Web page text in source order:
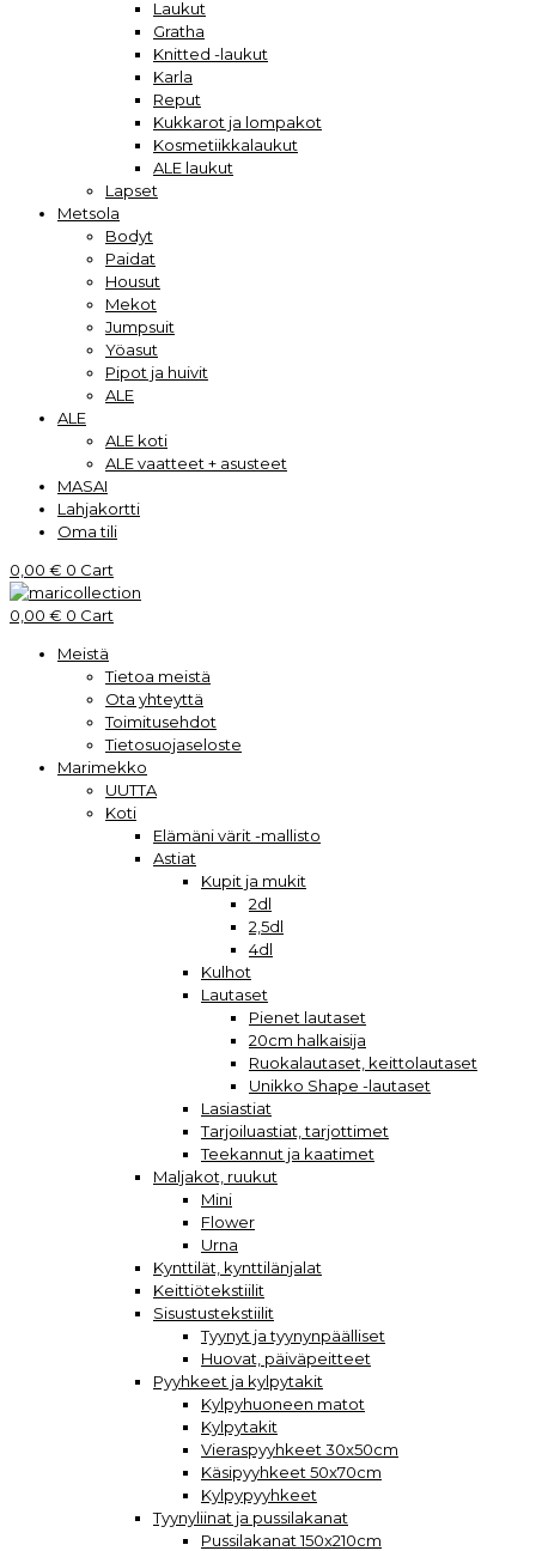
Laukut
Gratha
Knitted -laukut
Karla
Reput
Kukkarot ja lompakot
Kosmetiikkalaukut
ALE laukut
Lapset
Metsola
Bodyt
Paidat
Housut
Mekot
Jumpsuit
Yöasut
Pipot ja huivit
ALE
ALE
ALE koti
ALE vaatteet + asusteet
MASAI
Lahjakortti
Oma tili
0,00 € 0 Cart
0,00 € 0 Cart
Meistä
Tietoa meistä
Ota yhteyttä
Toimitusehdot
Tietosuojaseloste
Marimekko
UUTTA
Koti
Elämäni värit -mallisto
Astiat
Kupit ja mukit
2dl
2,5dl
4dl
Kulhot
Lautaset
Pienet lautaset
20cm halkaisija
Ruokalautaset, keittolautaset
Unikko Shape -lautaset
Lasiastiat
Tarjoiluastiat, tarjottimet
Teekannut ja kaatimet
Maljakot, ruukut
Mini
Flower
Urna
Kynttilät, kynttilänjalat
Keittiötekstiilit
Sisustustekstiilit
Tyynyt ja tyynynpäälliset
Huovat, päiväpeitteet
Pyyhkeet ja kylpytakit
Kylpyhuoneen matot
Kylpytakit
Vieraspyyhkeet 30x50cm
Käsipyyhkeet 50x70cm
Kylpypyyhkeet
Tyynyliinat ja pussilakanat
Pussilakanat 150x210cm